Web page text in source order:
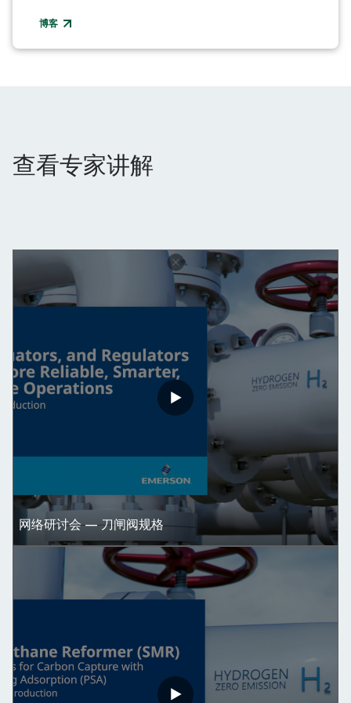
博客
查看专家讲解
网络研讨会 — 刀闸阀规格